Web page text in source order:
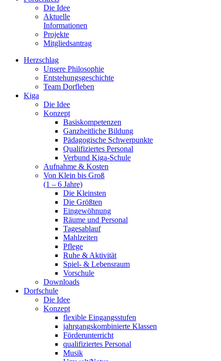
Die Idee
Aktuelle
Informationen
Projekte
Mitgliedsantrag
Herzschlag
Unsere Philosophie
Entstehungsgeschichte
Team Dorfleben
Kiga
Die Idee
Konzept
Basiskompetenzen
Ganzheitliche Bildung
Pädagogische Schwerpunkte
Qualifiziertes Personal
Verbund Kiga-Schule
Aufnahme & Kosten
Von Klein bis Groß
(1 – 6 Jahre)
Die Kleinsten
Die Größten
Eingewöhnung
Räume und Personal
Tagesablauf
Mahlzeiten
Pflege
Ruhe & Aktivität
Spiel- & Lebensraum
Vorschule
Downloads
Dorfschule
Die Idee
Konzept
flexible Eingangsstufen
jahrgangskombinierte Klassen
Förderunterricht
qualifiziertes Personal
Musik